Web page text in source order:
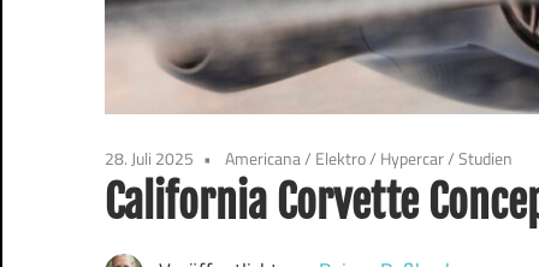
28. Juli 2025 Americana/ Elektro/ Hypercar/Studien
California Corvette